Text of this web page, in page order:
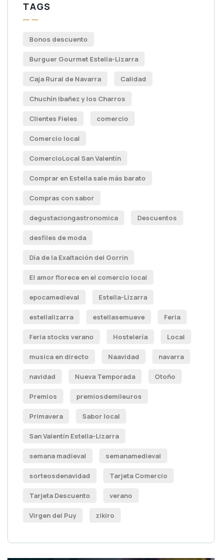
TAGS
Bonos descuento
Burguer Gourmet Estella-Lizarra
Caja Rural de Navarra Calidad
Chuchín Ibañez y los Charros
Clientes Fieles comercio
Comercio local
ComercioLocal San Valentín
Comprar en Estella sale más barato
Compras con sabor
degustaciongastronomica Descuentos
desfiles de moda
Día de la Exaltación del Gorrin
El amor florece en el comercio local
epocamedieval Estella-Lizarra
estellalizarra estellasemueve Feria
Feria stocks verano Hostelería Local
musica en directo Naavidad navarra
navidad Nueva Temporada Otoño
Premios premiosdemileuros
Primavera Sabor local
San Valentín Estella-Lizarra
semana madieval semanamedieval
sorteosdenavidad Tarjeta Comercio
Tarjeta Descuento verano
Virgen del Puy zikiro